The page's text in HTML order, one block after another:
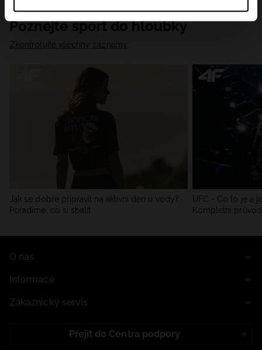
Poznejte sport do hloubky
Zkontrolujte všechny záznamy
Jak se dobře připravit na aktivní den u vody?
Poradíme, co si sbalit
UFC - Co to je a
Kompletní
O nás
Informace
Zákaznický servis
Přejít do Centra podpory